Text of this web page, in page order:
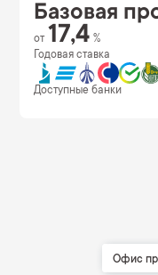
Базовая
Годовая ставка
от 17,4 %
Доступные банки
Офис